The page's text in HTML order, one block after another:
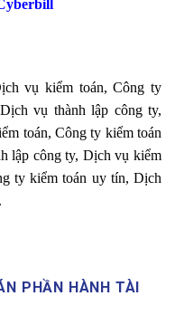
vụ kiểm toán, Công ty
vụ thành lập công ty,
toán, Công ty kiểm toán
lập công ty, Dịch vụ kiểm
ty kiểm toán uy tín, Dịch
PHẦN HÀNH TÀI